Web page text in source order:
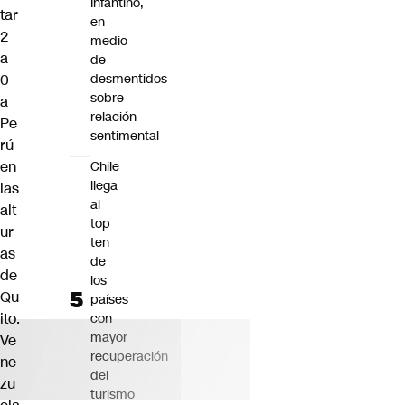
tar
2
a
0
a
Pe
rú
en
las
alt
ur
as
de
Qu
ito.
Ve
ne
zu
en
medio
de
desmentidos
sobre
relación
sentimental
Chile
llega
al
top
ten
de
los
países
con
mayor
recuperación
del
turismo